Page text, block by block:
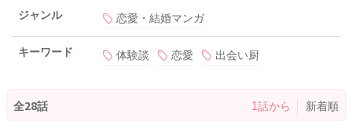
ジャンル 恋愛・結婚マンガ
キーワード 体験談 恋愛 出会い厨
全28話 1話から 新着順